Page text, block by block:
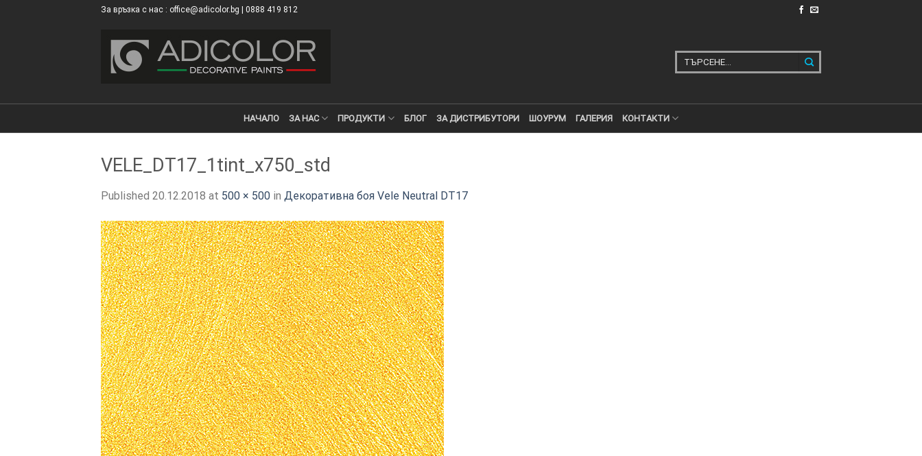
За връзка с нас : office@adicolor.bg | 0888 419 812
за:
НАЧАЛО ЗА НАС ПРОДУКТИ БЛОГ ЗА ДИСТРИБУТОРИ ШОУРУМ ГАЛЕРИЯ КОНТАКТИ
VELE_DT17_1tint_x750_std
Published 20.12.2018 at 500 × 500 in Декоративна боя Vele Neutral DT17
×
ТОЗИ САЙТ ИЗПОЛЗВА БИСКВИТКИ.
ПОВЕЧЕ ИНФОРМАЦИЯ МОЖЕТЕ ДА
НАМЕРИТЕ ТУК.
ОПЦИИ